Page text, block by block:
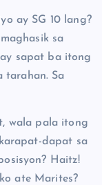
ay SG 10 lang?
sa
sapat ba itong
tarahan. Sa
wala pala itong
dapat sa
Haitz!
ate Marites?